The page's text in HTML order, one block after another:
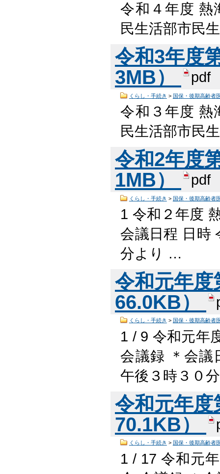
令和４年度 熱
民生活部市民
令和3年度
3MB）
pdf
くらし・手続き > 国保・後期高齢者
令和３年度 熱
民生活部市民
令和2年度
1MB）
pdf
くらし・手続き > 国保・後期高齢者
1 令和２年度
会議日程 日時
分より …
令和元年度
66.0KB）
くらし・手続き > 国保・後期高齢者
1 / 9 令和元年
会議録 ＊会議
午後３時３０
令和元年度
70.1KB）
くらし・手続き > 国保・後期高齢者
1 / 17 令和元